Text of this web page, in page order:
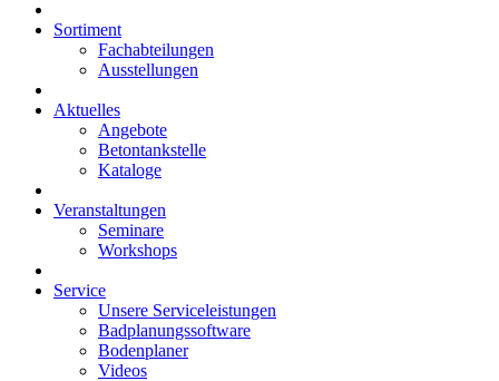
Sortiment
Fachabteilungen
Ausstellungen
Aktuelles
Angebote
Betontankstelle
Kataloge
Veranstaltungen
Seminare
Workshops
Service
Unsere Serviceleistungen
Badplanungssoftware
Bodenplaner
Videos